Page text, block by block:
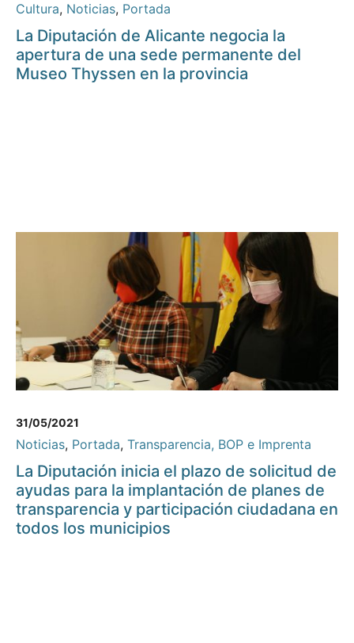
Cultura, Noticias, Portada
La Diputación de Alicante negocia la
apertura de una sede permanente del
Museo Thyssen en la provincia
31/05/2021
Noticias, Portada, Transparencia, BOP e Imprenta
La Diputación inicia el plazo de solicitud de
ayudas para la implantación de planes de
transparencia y participación ciudadana en
todos los municipios